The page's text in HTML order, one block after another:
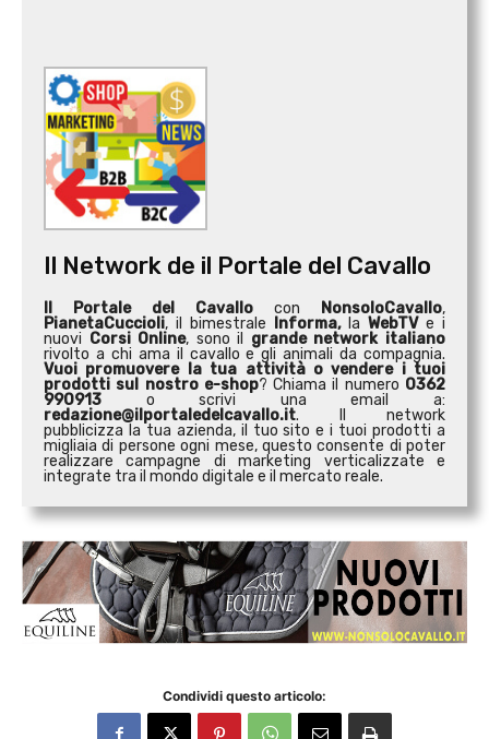
Il Network de il Portale del Cavallo
Il Portale del Cavallo con NonsoloCavallo,
PianetaCuccioli, il bimestrale Informa,laWebTVe i
nuovi Corsi Online, sono il grande network italiano
rivolto a chi ama il cavallo e gli animali da compagnia.
Vuoi promuovere la tua attività ovendere i tuoi
prodotti sul nostro e-shop? Chiama il numero 0362
990913 o scrivi una email a:
redazione@ilportaledelcavallo.it. Il network
pubblicizza la tua azienda, il tuo sito e i tuoi prodotti a
migliaia di persone ogni mese, questo consente di poter
realizzare campagne di marketing verticalizzate e
integrate tra il mondo digitale e il mercato reale.
Condividi questo articolo: